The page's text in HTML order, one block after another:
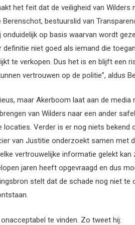
het feit dat de veiligheid van
bestuurslid van
onduidelijk op basis waarvan wordt
definitie niet goed als iemand die
te verkopen. Dus het is en blijft een
vertrouwen op de politie”, aldus
maar Akerboom laat aan de
van Wilders naar een ander
Verder is er nog niets bekend
van Justitie onderzoekt samen met
vertrouwelijke informatie gelekt kan
jaren heeft opgevraagd en dus
stelt dat de schade nog niet te
te vinden. Zo tweet hij: